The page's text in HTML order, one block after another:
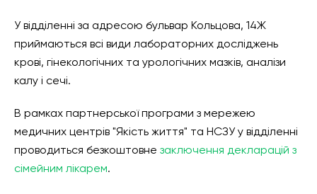
У відділенні за адресою бульвар Кольцова, 14Ж
приймаються всі види лабораторних досліджень
крові, гінекологічних та урологічних мазків, аналізи
калу і сечі.
В рамках партнерської програми з мережею
медичних центрів "Якість життя" та НСЗУ у відділенні
проводиться безкоштовне заключення декларацій з
сімейним лікарем.